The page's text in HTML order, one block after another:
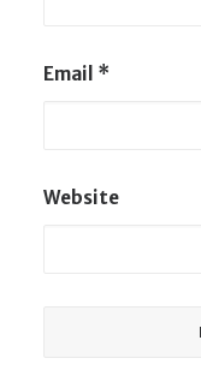
Email *
Website